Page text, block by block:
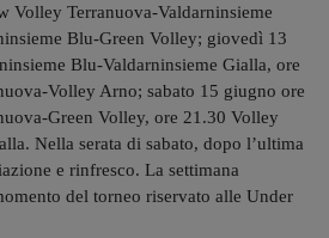
Volley Terranuova-Valdarninsieme
Blu-Green Volley; giovedì 13
Blu-Valdarninsieme Gialla, ore
Volley Arno; sabato 15 giugno ore
Green Volley, ore 21.30 Volley
Nella serata di sabato, dopo l’ultima
e rinfresco. La settimana
del torneo riservato alle Under